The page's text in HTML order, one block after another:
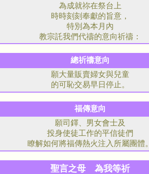
為成就祢在祭台上
時時刻刻奉獻的旨意，
特別為本月內
教宗託我們代禱的意向祈禱：
總祈禱意向
願大量販賣婦女與兒童
的可恥交易早日停止。
福傳意向
願司鐸、男女會士及
投身使徒工作的平信徒們
瞭解如何將福傳熱火注入所屬團體。
聖言之母 為我等祈